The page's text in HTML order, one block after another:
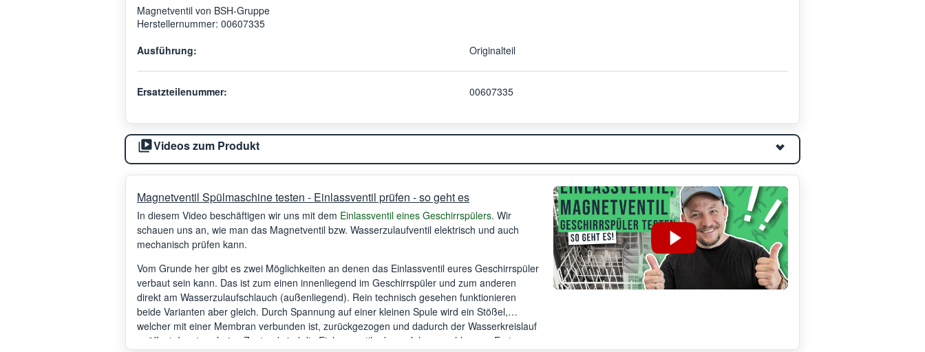
Magnetventil von BSH-Gruppe
Herstellernummer: 00607335
Ausführung:
Originalteil
Ersatzteilenummer: 00607335
Videos zum Produkt
Magnetventil Spülmaschine testen - Einlassventil prüfen - so geht es
In diesem Video beschäftigen wir uns mit dem Einlassventil eines Geschirrspülers. Wir
schauen uns an, wie man das Magnetventil bzw. Wasserzulaufventil elektrisch und auch
mechanisch prüfen kann.
Vom Grunde her gibt es zwei Möglichkeiten an denen das Einlassventil eures Geschirrspüler
verbaut sein kann. Das ist zum einen innenliegend im Geschirrspüler und zum anderen
direkt am Wasserzulaufschlauch (außenliegend). Rein technisch gesehen funktionieren
beide Varianten aber gleich. Durch Spannung auf einer kleinen Spule wird ein Stößel,
welcher mit einer Membran verbunden ist, zurückgezogen und dadurch der Wasserkreislauf
geöffnet. Im stromfreien Zustand sind die Einlassventile demzufolge geschlossen. Erst wenn